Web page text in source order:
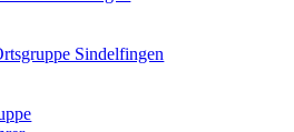
Sindelfingen